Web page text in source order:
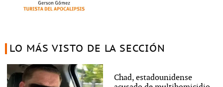
LO MÁS VISTO DE LA SECCIÓN
Chad, estadounidense